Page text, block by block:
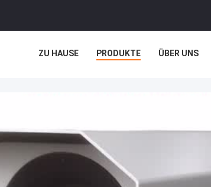
ZU HAUSE PRODUKTE ÜBER UNS